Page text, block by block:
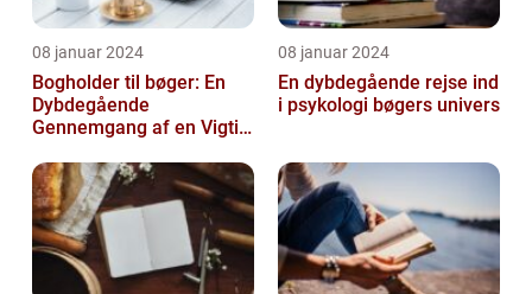
08 januar 2024
Bogholder til bøger: En
Dybdegående
Gennemgang af en Vigtig
og Økonomi
08 januar 2024
En dybdegående rejse ind
i psykologi bøgers univers